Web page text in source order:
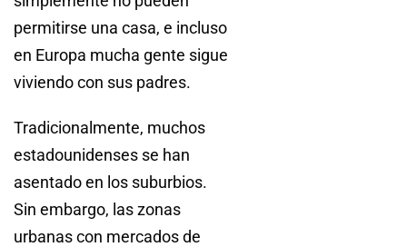
permitirse una casa, e incluso
en Europa mucha gente sigue
viviendo con sus padres.
Tradicionalmente, muchos
estadounidenses se han
asentado en los suburbios.
Sin embargo, las zonas
urbanas con mercados de